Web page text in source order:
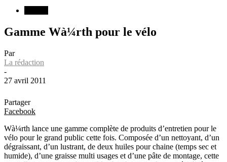
Gamme Wà¼rth pour le vélo
Par
La rédaction
-
27 avril 2011
Partager
Facebook
Wà¼rth lance une gamme complète de produits d’entretien pour le
vélo pour le grand public cette fois. Composée d’un nettoyant, d’un
dégraissant, d’un lustrant, de deux huiles pour chaine (temps sec et
humide), d’une graisse multi usages et d’une pâte de montage, cette